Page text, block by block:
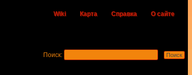
Wiki Карта Справка О сайте
Поиск: